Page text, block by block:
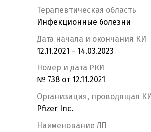
Терапевтическая область
Инфекционные болезни
Дата начала и окончания КИ
12.11.2021 - 14.03.2023
Номер и дата РКИ
№ 738 от 12.11.2021
Организация, проводящая КИ
Pfizer Inc.
Наименование ЛП